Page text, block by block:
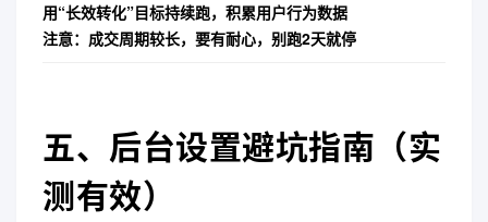
用“长效转化”目标持续跑，积累用户行为数据
注意：成交周期较长，要有耐心，别跑2天就停
五、后台设置避坑指南（实
测有效）